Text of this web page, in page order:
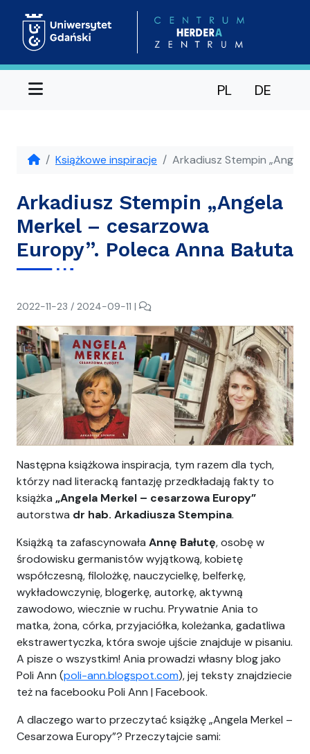
Menu PL DE
Książkowe inspiracje Arkadiusz Stempin
Arkadiusz Stempin „Angela
Merkel – cesarzowa
Europy”. Poleca Anna Bałuta
2022-11-23 / 2024-09-11 napisał(a)
|
Następna książkowa inspiracja, tym razem dla tych,
którzy nad literacką fantazję przedkładają fakty to
książka „Angela Merkel – cesarzowa Europy”
autorstwa dr hab. Arkadiusza Stempina.
Książką ta zafascynowała Annę Bałutę, osobę w
środowisku germanistów wyjątkową, kobietę
współczesną, filolożkę, nauczycielkę, belferkę,
wykładowczynię, blogerkę, autorkę, aktywną
zawodowo, wiecznie w ruchu. Prywatnie Ania to
matka, żona, córka, przyjaciółka, koleżanka, gadatliwa
ekstrawertyczka, która swoje ujście znajduje w pisaniu.
A pisze o wszystkim! Ania prowadzi własny blog jako
Poli Ann (poli-ann.blogspot.com), jej teksty znajdziecie
też na facebooku Poli Ann | Facebook.
A dlaczego warto przeczytać książkę „Angela Merkel –
Cesarzowa Europy”? Przeczytajcie sami: